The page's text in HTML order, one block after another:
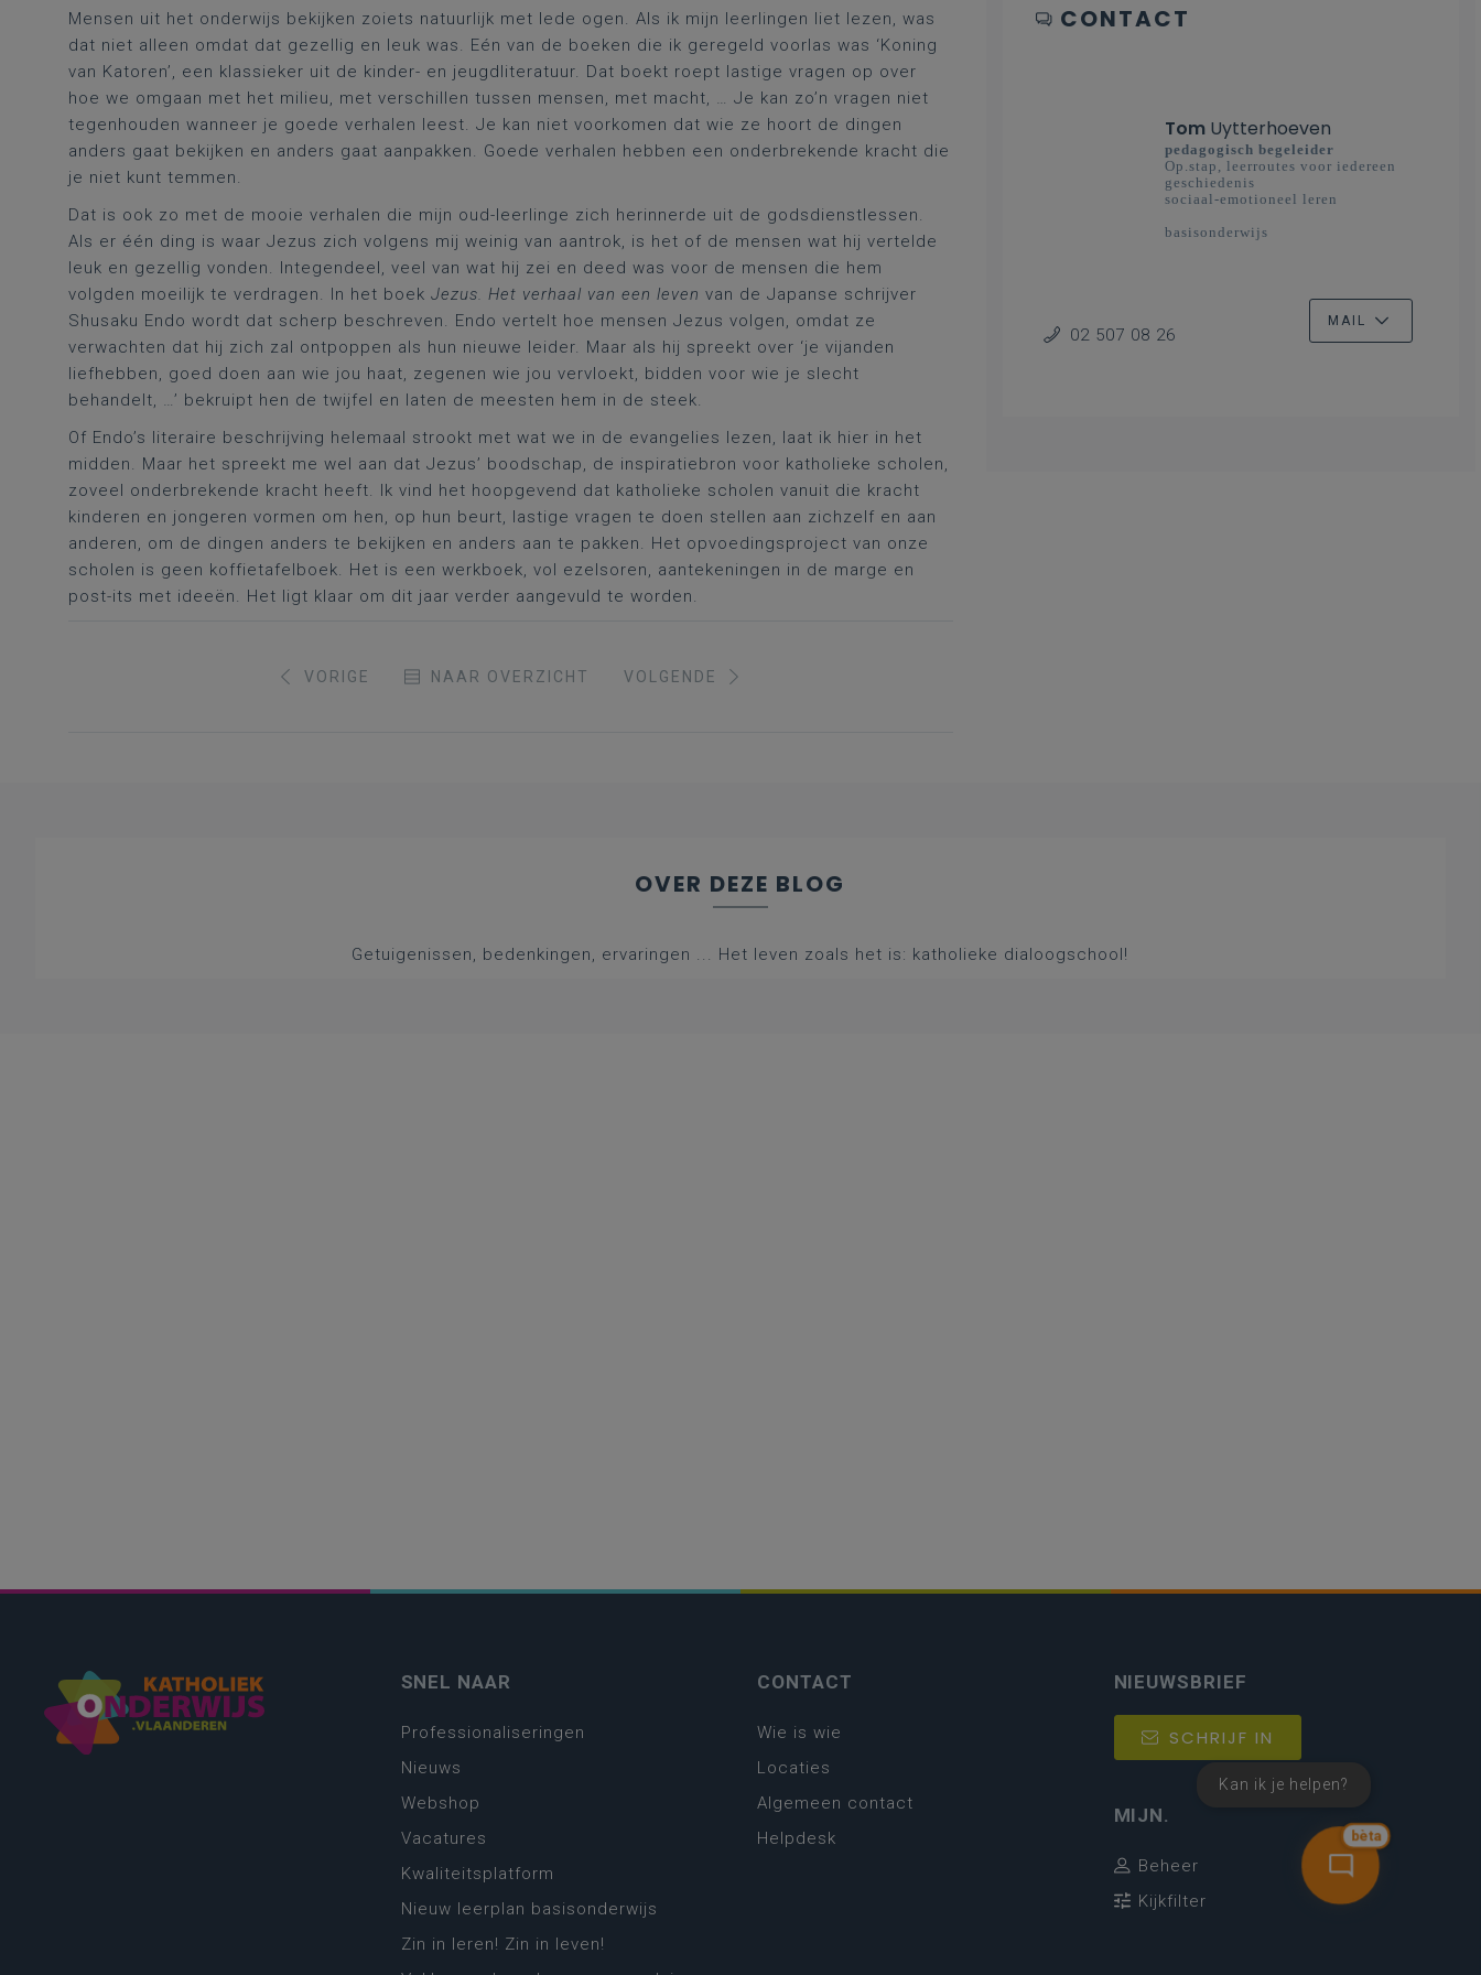
Mensen uit het onderwijs bekijken zoiets natuurlijk met lede ogen. Als ik mijn leerlingen liet lezen, was
dat niet alleen omdat dat gezellig en leuk was. Eén van de boeken die ik geregeld voorlas was ‘Koning
van Katoren’, een klassieker uit de kinder- en jeugdliteratuur. Dat boekt roept lastige vragen op over
hoe we omgaan met het milieu, met verschillen tussen mensen, met macht, … Je kan zo’n vragen niet
tegenhouden wanneer je goede verhalen leest. Je kan niet voorkomen dat wie ze hoort de dingen
anders gaat bekijken en anders gaat aanpakken. Goede verhalen hebben een onderbrekende kracht die
je niet kunt temmen.
Dat is ook zo met de mooie verhalen die mijn oud-leerlinge zich herinnerde uit de godsdienstlessen.
Als er één ding is waar Jezus zich volgens mij weinig van aantrok, is het of de mensen wat hij vertelde
leuk en gezellig vonden. Integendeel, veel van wat hij zei en deed was voor de mensen die hem
volgden moeilijk te verdragen. In het boek Jezus. Het verhaal van een leven van de Japanse schrijver
Shusaku Endo wordt dat scherp beschreven. Endo vertelt hoe mensen Jezus volgen, omdat ze
verwachten dat hij zich zal ontpoppen als hun nieuwe leider. Maar als hij spreekt over ‘je vijanden
liefhebben, goed doen aan wie jou haat, zegenen wie jou vervloekt, bidden voor wie je slecht
behandelt, …’ bekruipt hen de twijfel en laten de meesten hem in de steek.
Of Endo’s literaire beschrijving helemaal strookt met wat we in de evangelies lezen, laat ik hier in het
midden. Maar het spreekt me wel aan dat Jezus’ boodschap, de inspiratiebron voor katholieke scholen,
zoveel onderbrekende kracht heeft. Ik vind het hoopgevend dat katholieke scholen vanuit die kracht
kinderen en jongeren vormen om hen, op hun beurt, lastige vragen te doen stellen aan zichzelf en aan
anderen, om de dingen anders te bekijken en anders aan te pakken. Het opvoedingsproject van onze
scholen is geen koffietafelboek. Het is een werkboek, vol ezelsoren, aantekeningen in de marge en
post-its met ideeën. Het ligt klaar om dit jaar verder aangevuld te worden.
VORIGE NAAR OVERZICHT VOLGENDE
CONTACT
Tom Uytterhoeven
pedagogisch begeleider
Op.stap, leerroutes voor iedereen
geschiedenis
sociaal-emotioneel leren
basisonderwijs
02 507 08 26
MAIL
OVER DEZE BLOG
Getuigenissen, bedenkingen, ervaringen ... Het leven zoals het is: katholieke dialoogschool!
bèta
Kan ik je helpen?
SNEL NAAR
Professionaliseringen
Nieuws
Webshop
Vacatures
Kwaliteitsplatform
Nieuw leerplan basisonderwijs
Zin in leren! Zin in leven!
CONTACT
Wie is wie
Locaties
Algemeen contact
Helpdesk
NIEUWSBRIEF
SCHRIJF IN
MIJN.
Beheer
Kijkfilter